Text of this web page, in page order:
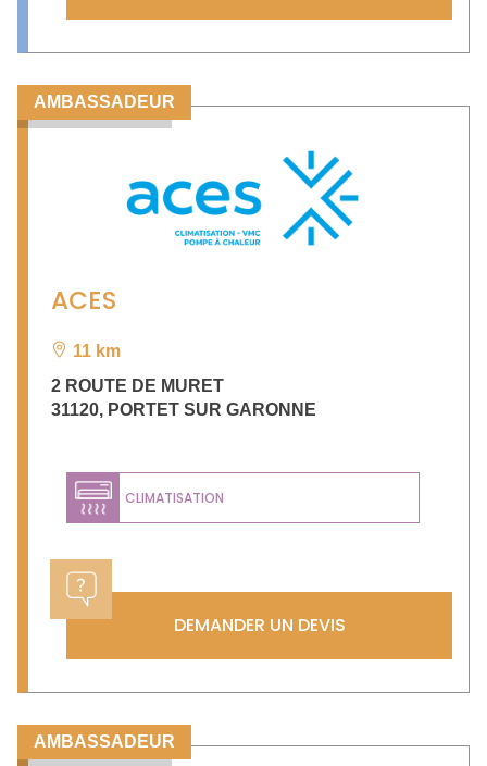
AMBASSADEUR
ACES
11 km
2 ROUTE DE MURET
31120, PORTET SUR GARONNE
CLIMATISATION
DEMANDER UN DEVIS
AMBASSADEUR